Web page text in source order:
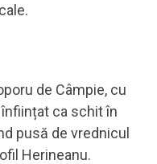
de Câmpie, cu
înființat ca schit în
pusă de vrednicul
Herineanu.